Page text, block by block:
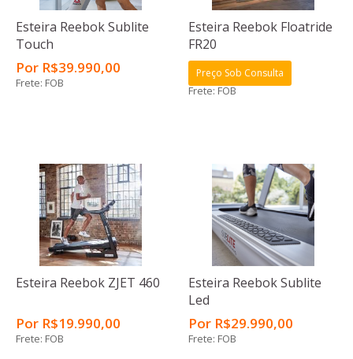
Esteira Reebok Sublite
Touch
Por R$39.990,00
Frete: FOB
Esteira Reebok Floatride
FR20
Preço Sob Consulta
Frete: FOB
Esteira Reebok ZJET 460
Por R$19.990,00
Frete: FOB
Esteira Reebok Sublite
Led
Por R$29.990,00
Frete: FOB